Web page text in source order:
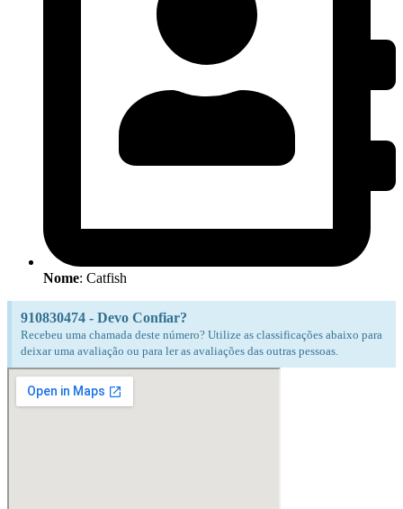
Nome: Catfish
910830474 - Devo Confiar?
Recebeu uma chamada deste número? Utilize as classificações abaixo para
deixar uma avaliação ou para ler as avaliações das outras pessoas.